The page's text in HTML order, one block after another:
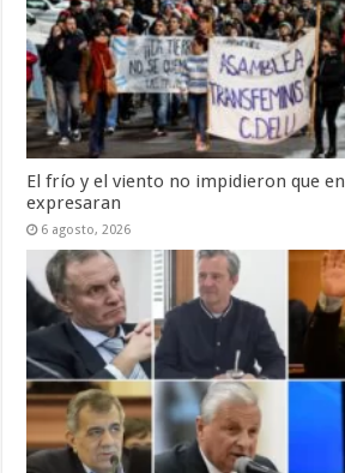
El frío y el viento no impidieron que
expresaran
6 agosto, 2026